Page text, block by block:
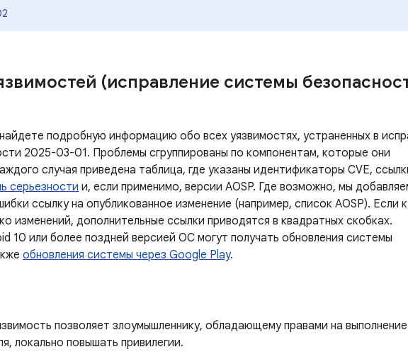
(исправление системы
подробную информацию обо всех уязвимостях, устраненных в
2025-03-01. Проблемы сгруппированы по компонентам, которые они
случая приведена таблица, где указаны идентификаторы CVE,
серьезности и, если применимо, версии AOSP. Где возможно, мы
ссылку на опубликованное изменение (например, список AOSP). Если
изменений, дополнительные ссылки приводятся в квадратных скобках.
10 или более поздней версией ОС могут получать обновления системы
обновления системы через Google Play.
позволяет злоумышленнику, обладающему правами на
локально повышать привилегии.